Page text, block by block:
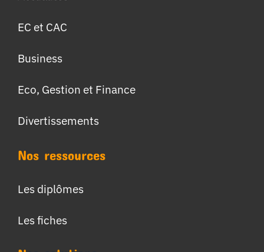
EC et CAC
Business
Eco, Gestion et Finance
Divertissements
Nos ressources
Les diplômes
Les fiches